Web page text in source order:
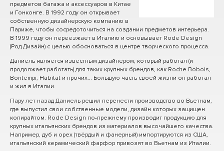
предметов багажа и аксессуаров в Китае
и Гонконге. В 1992 году он открывает
собственную дизайнерскую компанию в
Париже, чтобы сосредоточиться на создании предметов интерьера.
В 1999 году он переезжает в Италию и основывает Rode Design
(Род Дизайн) с целью обосноваться в центре творческого процесса.
Даниель является известным дизайнером, который работал (и
продолжает работать) для таких крупных брендов, как Roche Bobois,
Bontempi, Habitat и прочих... Большую часть своей жизни он работал
и жил в Италии.
Пару лет назад Даниель решил перенести производство во Вьетнам,
где выпустил свои собственные модели, дизайн которых защищен
копирайтом. Rode Design по-прежнему производит продукцию для
крупных итальянских брендов из материалов высочайшего качества.
Например, дуб и орех (твёрдый и фанерный) импортируются из США,
итальянский керамический фарфор привозят во Вьетнам из Италии.